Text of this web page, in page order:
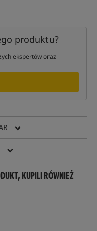
produktu?
ekspertów oraz
KUPILI RÓWNIEŻ